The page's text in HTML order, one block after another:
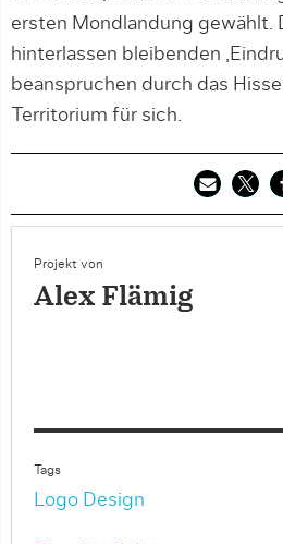
ersten Mondlandung gewählt.
hinterlassen bleibenden
beanspruchen durch das
Territorium für sich.
Projekt von
Alex Flämig
Tags
Logo Design